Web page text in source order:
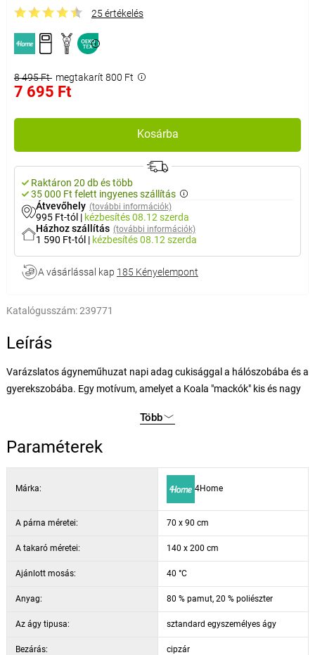
25 értékelés
8 495 Ft megtakarít 800 Ft
7 695 Ft
Kosárba
Raktáron 20 db és több
35 000 Ft felett ingyenes szállítás
Átvevőhely (további információk)
995 Ft-tól | kézbesítés08.12 szerda
Házhoz szállítás (további információk)
1 590 Ft-tól | kézbesítés08.12 szerda
A vásárlással kap 185 Kényelempont
Katalógusszám:239771
Leírás
Varázslatos ágyneműhuzat napi adag cukisággal a hálószobába és a
gyerekszobába. Egy motívum, amelyet a Koala "mackók" kis és nagy
az arcokra még egy nehéz nap után is. Az ágyneműhuzat kétoldalas -
egyik oldala gyönyörű színes fotónyomat, a másik oldal bézs színű.
A kellemes anyagból készült ágyneműhuzat megtartja a pamut
minden kedvelt tulajdonságát renforcé kivitelben, és a kisebb
poliészter aránynak köszönhetően nagyobb légáteresztést kap.
Ezenkívül könnyebb karbantartást is élvezhet, mivel a klasszikus
pamuttól eltérően a vászon kevésbé gyűrődik és jobban szárad.
1x paplanhuzat 140 x 200 cm
Több
Paraméterek
Márka: 4Home
A párna méretei: 70 x 90 cm
A takaró méretei: 140 x 200 cm
Ajánlott mosás: 40 °C
Anyag: 80 % pamut, 20 % poliészter
Az ágy tipusa: sztandard egyszemélyes ágy
Bezárás: cipzár